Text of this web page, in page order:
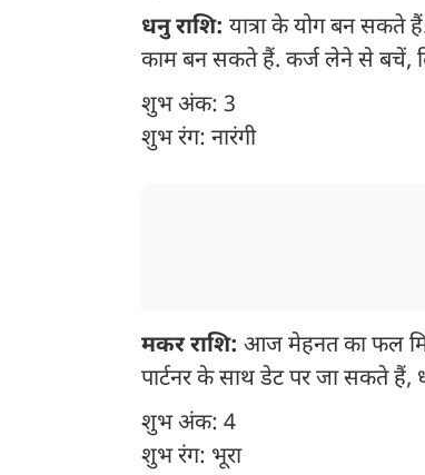
धनु राशि: यात्रा के योग बन सकते
काम बन सकते हैं. कर्ज लेने से बचें,
शुभ अंक: 3
शुभ रंग: नारंगी
मकर राशि: आज मेहनत का फल
पार्टनर के साथ डेट पर जा सकते हैं,
शुभ अंक: 4
शुभ रंग: भूरा